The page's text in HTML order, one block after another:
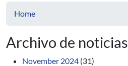
Home
Archivo de noticias
November 2024 (31)